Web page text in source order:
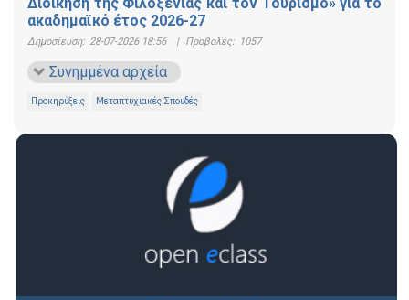
ακαδημαϊκό έτος 2026-27
Δημοσίευση: 28-07-2026 18:56 | Προβολές: 1057
Συνημμένα αρχεία
Προκηρύξεις Μεταπτυχιακές Σπουδές